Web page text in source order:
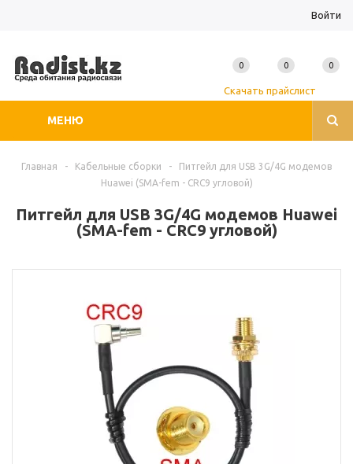
Войти
МЕНЮ
Скачать прайслист
0 0 0
Главная - Кабельные сборки -
Питгейл для USB 3G/4G модемов
Huawei (SMA-fem - CRC9 угловой)
Питгейл для USB 3G/4G модемов Huawei
(SMA-fem - CRC9 угловой)